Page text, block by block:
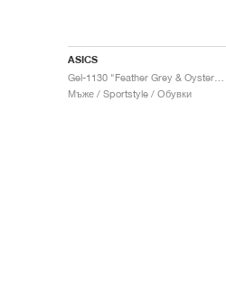
ASICS
Gel-1130 "Feather Grey & Oyster Grey"
Мъже / Sportstyle / Обувки